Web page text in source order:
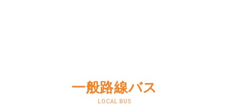
一般路線バス
LOCAL BUS